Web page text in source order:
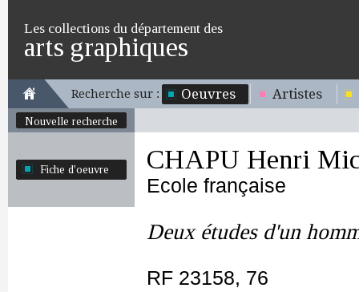
Les collections du département des
arts graphiques
Recherche sur : Oeuvres Artistes
Nouvelle recherche
Fiche d'oeuvre CHAPU Henri
Ecole française
Deux études d'un
RF 23158, 76